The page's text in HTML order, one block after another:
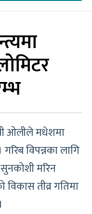
ओलीले मधेशमा
विपन्नका लागि
मरिन
विकास तीव्र गतिमा